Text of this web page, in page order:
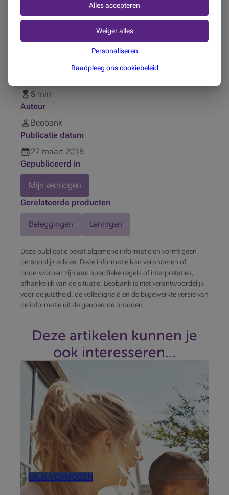
aftrek levert een belastingvermindering op van 30%.
De intresten op uw lening voor een tweede woning
mag u aftrekken van uw kadastraal inkomen.
5 min
Auteur
Beobank
Publicatie datum
27 maart 2018
Gepubliceerd in
Mijn vermogen
Gerelateerde producten
Beleggingen Leningen
Deze publicatie bevat algemene informatie en vormt geen
persoonlijk advies. Deze informatie kan veranderen of
onderworpen zijn aan specifieke regels of interpretaties,
afhankelijk van de situatie. Beobank is niet verantwoordelijk
voor de juistheid, de volledigheid en de bijgewerkte versie van
de informatie uit de genoemde bronnen.
Deze artikelen kunnen je
ook interesseren...
MIJN VERMOGEN 09/07/2026
Ondanks geopolitieke spanningen en de AI-revolutie
blijven de markten veerkrachtig. Welke thema's
zullen in de tweede helft van 2026 het verschil
maken?
Alles accepteren
Weiger alles
Personaliseren
Raadpleeg ons cookiebeleid